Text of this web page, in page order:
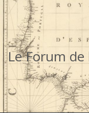
Le Forum